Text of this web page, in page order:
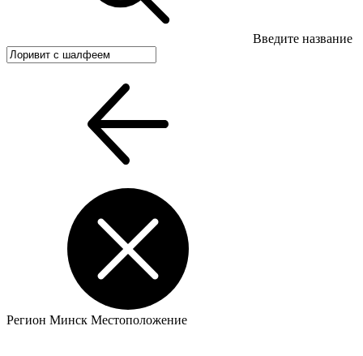
Введите название
Регион Минск Местоположение